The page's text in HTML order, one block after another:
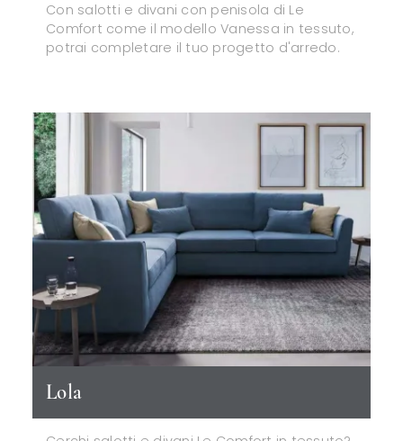
Con salotti e divani con penisola di Le
Comfort come il modello Vanessa in tessuto,
potrai completare il tuo progetto d'arredo.
Lola